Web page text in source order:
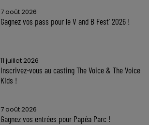
7 août 2026
Gagnez vos pass pour le V and B Fest' 2026 !
11 juillet 2026
Inscrivez-vous au casting The Voice & The Voice
Kids !
7 août 2026
Gagnez vos entrées pour Papéa Parc !